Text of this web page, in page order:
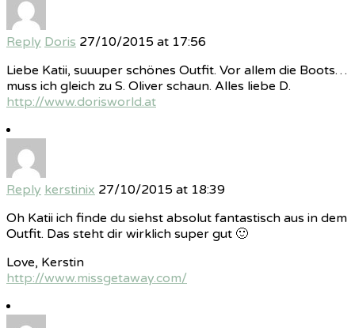
Reply Doris 27/10/2015 at 17:56
Liebe Katii, suuuper schönes Outfit. Vor allem die Boots…
muss ich gleich zu S. Oliver schaun. Alles liebe D.
http://www.dorisworld.at
Reply kerstinix 27/10/2015 at 18:39
Oh Katii ich finde du siehst absolut fantastisch aus in dem
Outfit. Das steht dir wirklich super gut 🙂
Love, Kerstin
http://www.missgetaway.com/